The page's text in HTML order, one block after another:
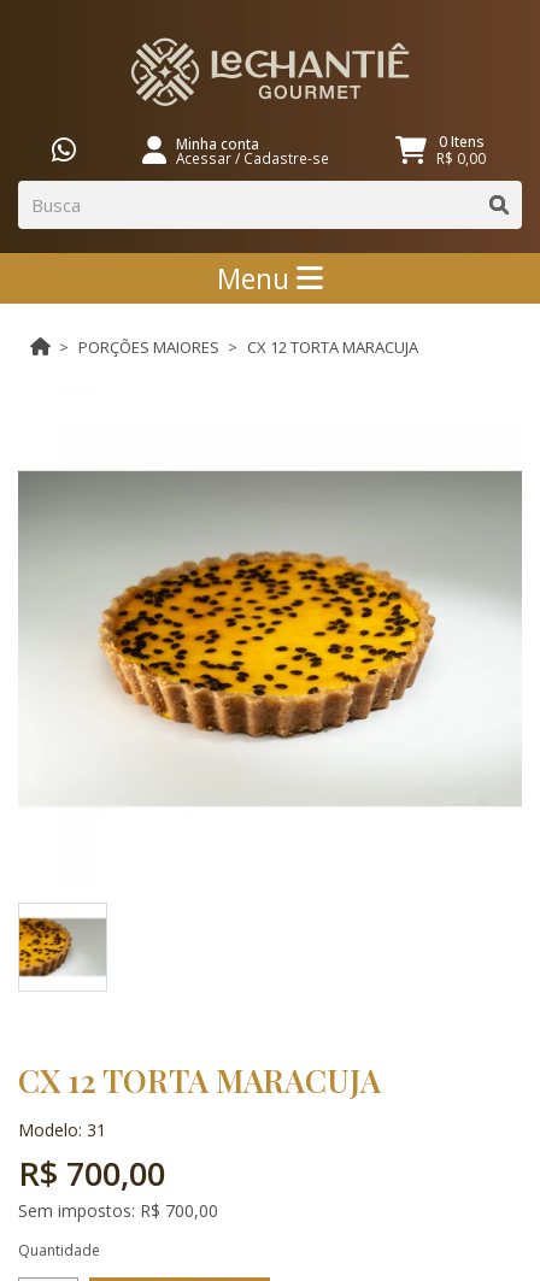
Minha conta
Acessar/ Cadastre-se
0 Itens
R$ 0,00
Menu
PORÇÕES MAIORES CX 12 TORTA MARACUJA
CX 12 TORTA MARACUJA
Modelo: 31
R$ 700,00
Sem impostos: R$ 700,00
Quantidade